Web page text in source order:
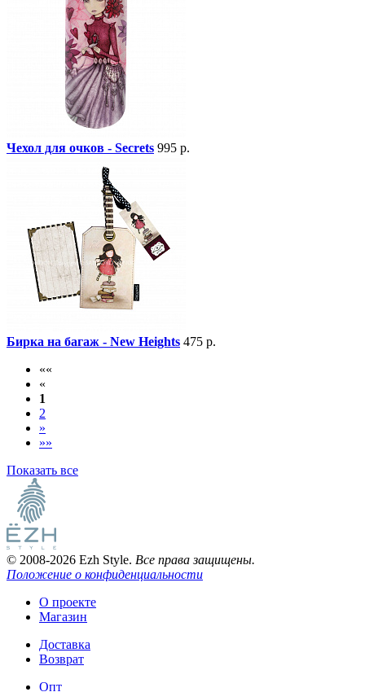
Чехол для очков - Secrets 995 р.
Бирка на багаж - New Heights 475 р.
««
«
1
2
»
»»
Показать все
© 2008-2026 Ezh Style. Все права защищены.
Положение о конфиденциальности
О проекте
Магазин
Доставка
Возврат
Опт